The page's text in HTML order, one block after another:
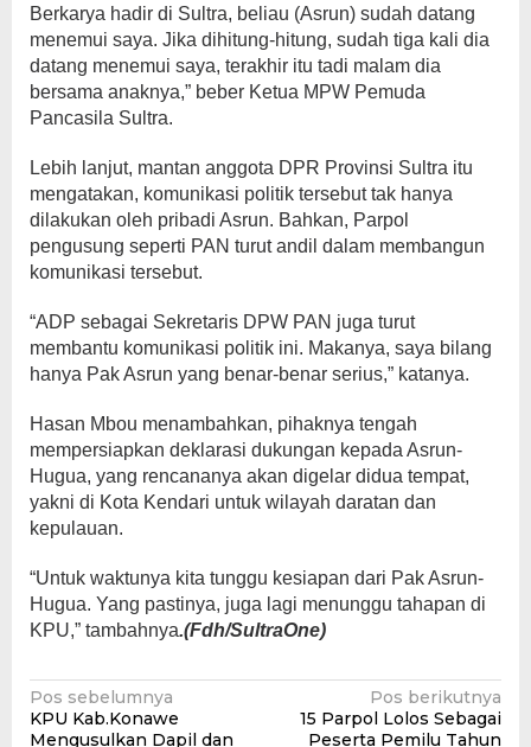
Berkarya hadir di Sultra, beliau (Asrun) sudah datang
menemui saya. Jika dihitung-hitung, sudah tiga kali dia
datang menemui saya, terakhir itu tadi malam dia
bersama anaknya,” beber Ketua MPW Pemuda
Pancasila Sultra.
Lebih lanjut, mantan anggota DPR Provinsi Sultra itu
mengatakan, komunikasi politik tersebut tak hanya
dilakukan oleh pribadi Asrun. Bahkan, Parpol
pengusung seperti PAN turut andil dalam membangun
komunikasi tersebut.
“ADP sebagai Sekretaris DPW PAN juga turut
membantu komunikasi politik ini. Makanya, saya bilang
hanya Pak Asrun yang benar-benar serius,” katanya.
Hasan Mbou menambahkan, pihaknya tengah
mempersiapkan deklarasi dukungan kepada Asrun-
Hugua, yang rencananya akan digelar didua tempat,
yakni di Kota Kendari untuk wilayah daratan dan
kepulauan.
“Untuk waktunya kita tunggu kesiapan dari Pak Asrun-
Hugua. Yang pastinya, juga lagi menunggu tahapan di
KPU,” tambahnya.(Fdh/SultraOne)
Navigasi
pos
Pos sebelumnya
KPU Kab.Konawe
Mengusulkan Dapil dan
Pos berikutnya
15 Parpol Lolos Sebagai
Peserta Pemilu Tahun